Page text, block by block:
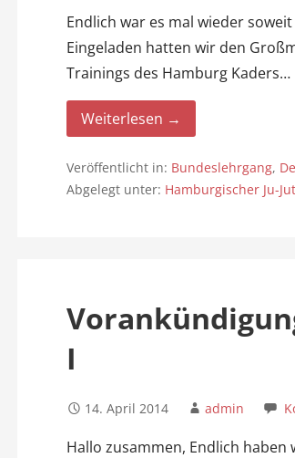
Endlich war es mal wieder
Eingeladen hatten wir den
Trainings des Hamburg Kaders…
Weiterlesen →
Veröffentlicht in: Bundeslehrgang,
Abgelegt unter: Hamburgischer Ju-
I
14. April 2014 admin
Hallo zusammen, Endlich